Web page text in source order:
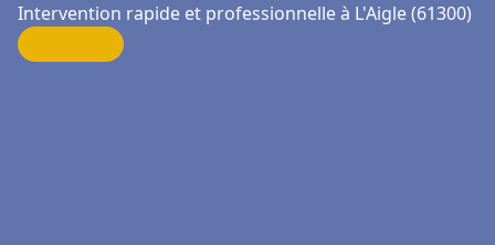
Intervention rapide et professionnelle à L'Aigle (61300)